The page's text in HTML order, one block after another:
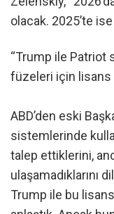
olacak. 2025’te
“Trump ile Patriot
füzeleri için lisans
ABD’den eski
sistemlerinde
talep ettiklerini,
ulaşamadıklarını
Trump ile bu